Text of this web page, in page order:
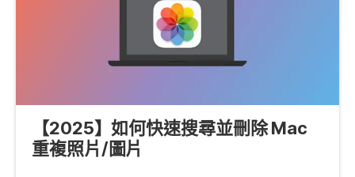
【2025】如何快速搜尋並刪除 Mac
重複照片/圖片